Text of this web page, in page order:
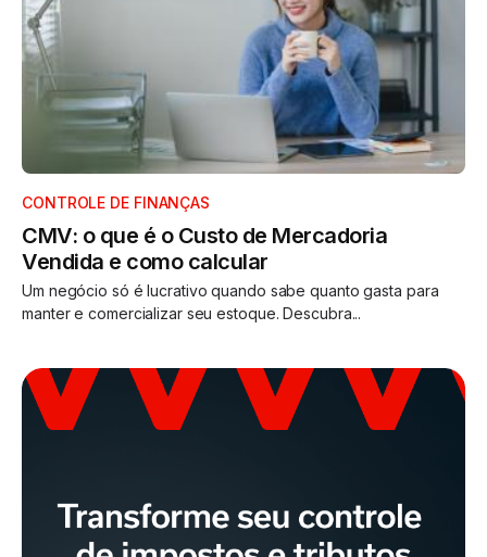
CONTROLE DE FINANÇAS
CMV: o que é o Custo de Mercadoria
Vendida e como calcular
Um negócio só é lucrativo quando sabe quanto gasta para
manter e comercializar seu estoque. Descubra...